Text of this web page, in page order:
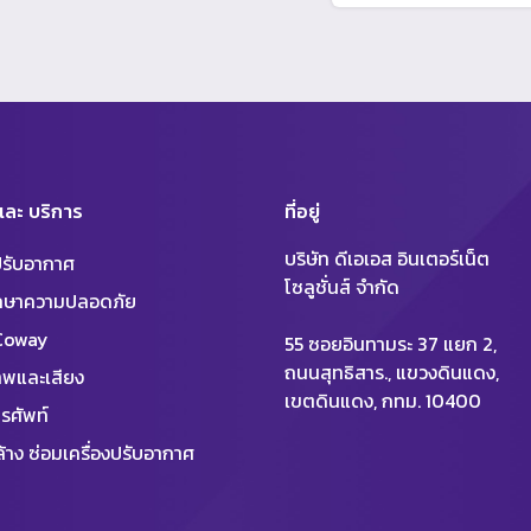
ะ บริการ
บอากาศ
ษาความปลอดภัย
และเสียง
รศัพท์
ง ซ่อมเครื่องปรับอากาศ
ที่อยู่
บริษัท ดีเอเอส อินเตอร์เน็ต
โซลูชั่นส์ จำกัด
55 ซอยอินทามระ 37 แยก 2,
ถนนสุทธิสาร., แขวงดินแดง,
เขตดินแดง, กทม. 10400